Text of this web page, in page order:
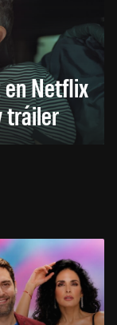
en Netflix
tráiler